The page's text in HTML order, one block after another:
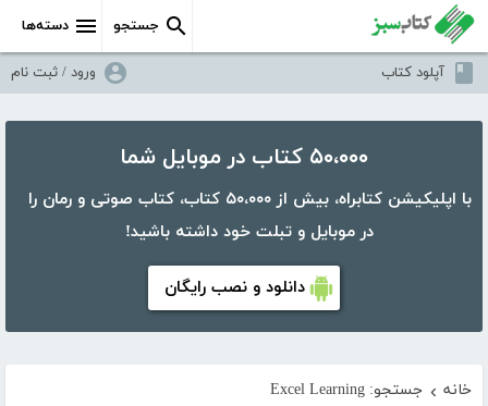
دسته‌ها جستجو
آپلود کتاب ورود / ثبت نام
۵۰،۰۰۰ کتاب در موبایل شما
با اپلیکیشن کتابراه، بیش از ۵۰،۰۰۰ کتاب، کتاب صوتی و رمان را
در موبایل و تبلت خود داشته باشید!
دانلود و نصب رایگان
خانه › جستجو: Excel Learning